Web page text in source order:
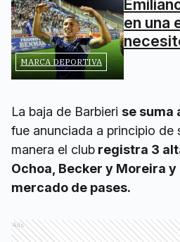
MARCA DEPORTIVA
en una
La baja de Barbieri se suma
fue anunciada a principio de
manera el club registra 3
Ochoa, Becker y Moreira
mercado de pases.
Ads